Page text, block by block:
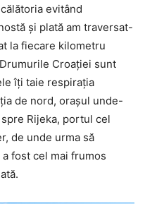
evitând
și plată am traversat-
la fiecare kilometru
Croației sunt
îți taie respirația
de nord, orașul unde-
Rijeka, portul cel
de unde urma să
fost cel mai frumos